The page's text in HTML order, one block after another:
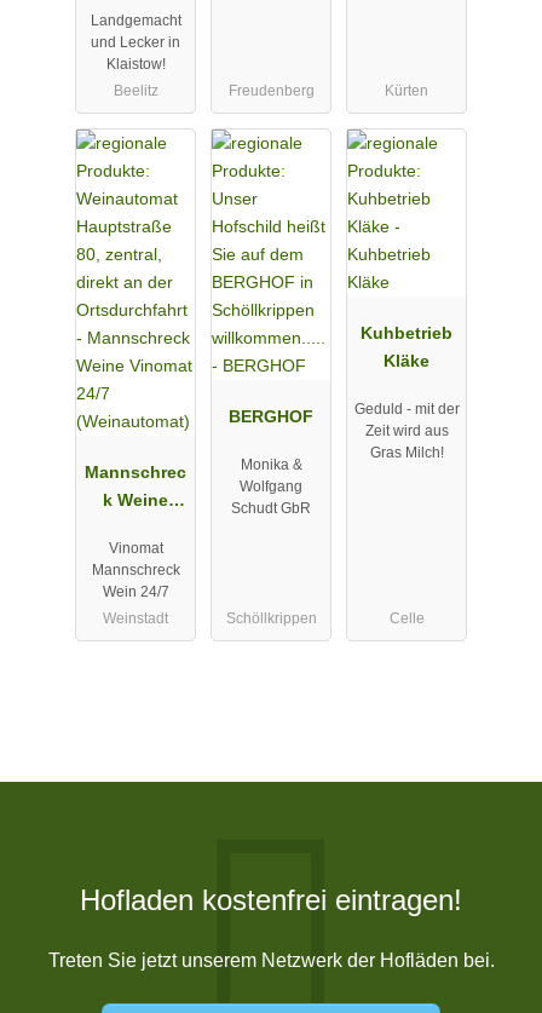
Klaistow
Landgemacht
und Lecker in
Klaistow!
Beelitz
Freudenberg Kürten
Mannschrec
k Weine
(Weinautom
at)
Vinomat
Mannschreck
Wein 24/7
Weinstadt
BERGHOF
Monika &
Wolfgang
Schudt GbR
Schöllkrippen
Kuhbetrieb
Kläke
Geduld - mit der
Zeit wird aus
Gras Milch!
Celle
Hofladen kostenfrei eintragen!
Treten Sie jetzt unserem Netzwerk der Hofläden bei.